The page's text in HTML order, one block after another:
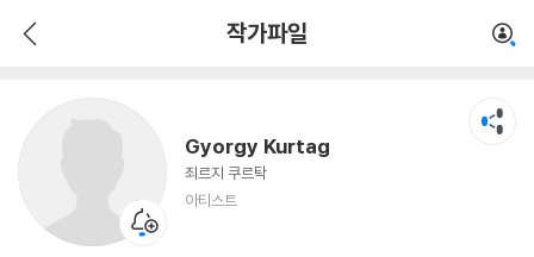
작가파일
Gyorgy Kurtag
죄르지 쿠르탁
아티스트